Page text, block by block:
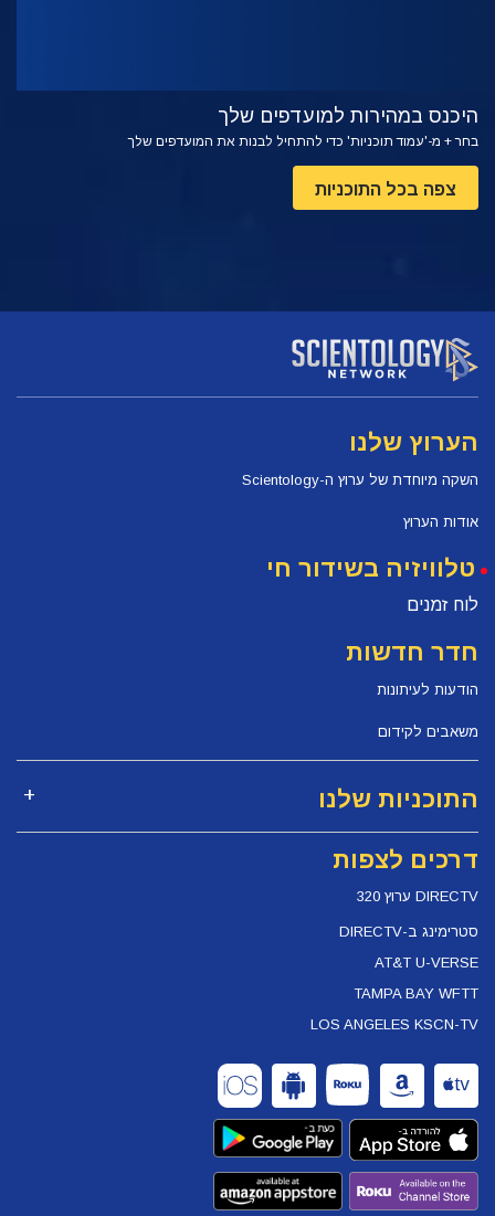
היכנס במהירות למועדפים שלך
בחר + מ-'עמוד תוכניות' כדי להתחיל לבנות את המועדפים שלך
צפה בכל התוכניות
הערוץ שלנו
השקה מיוחדת של ערוץ ה-Scientology
אודות הערוץ
טלוויזיה בשידור חי
לוח זמנים
חדר חדשות
הודעות לעיתונות
משאבים לקידום
התוכניות שלנו
דרכים לצפות
DIRECTV ערוץ 320
סטרימינג ב-DIRECTV
AT&T U-VERSE
TAMPA BAY WFTT
LOS ANGELES KSCN-TV